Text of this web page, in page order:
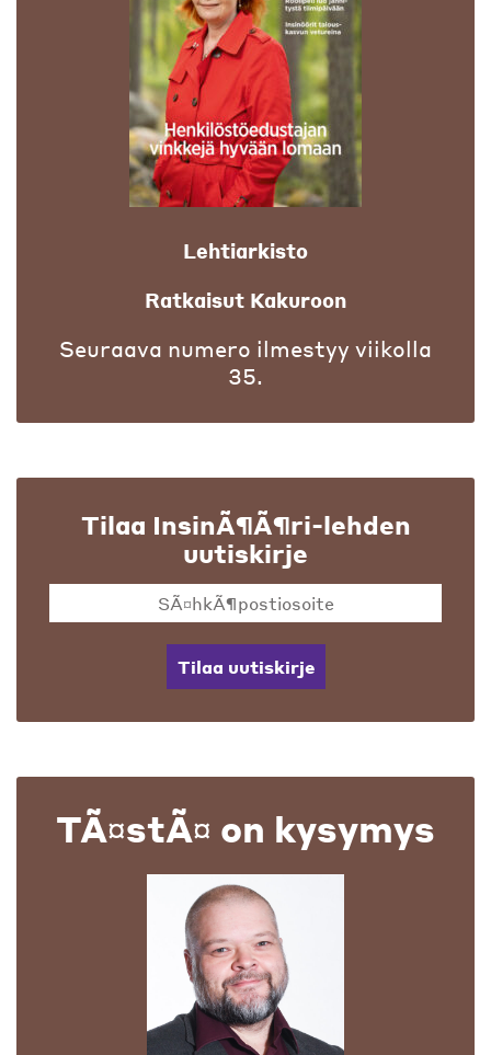
Lehtiarkisto
Ratkaisut Kakuroon
Seuraava numero ilmestyy viikolla
35.
Tilaa InsinÃ¶Ã¶ri-lehden
uutiskirje
Tilaa uutiskirje
TÃ¤stÃ¤ on kysymys